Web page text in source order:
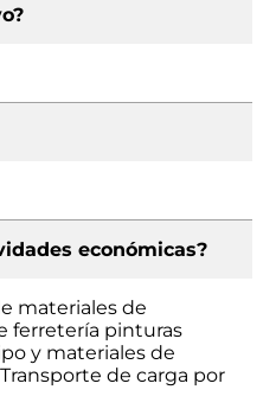
económicas?
materiales de
ferretería pinturas
y materiales de
de carga por